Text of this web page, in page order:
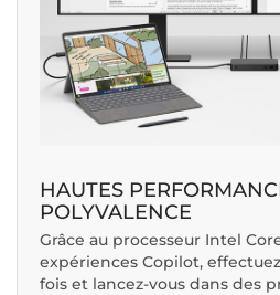
HAUTES
POLYVALENCE
Grâce au processeur Intel
expériences Copilot,
fois et lancez-vous dans des